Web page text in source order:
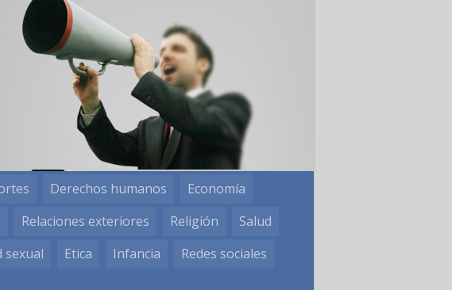
Derechos humanos
Economía
Relaciones exteriores Religión
Salud
sexual Etica Infancia
Redes sociales